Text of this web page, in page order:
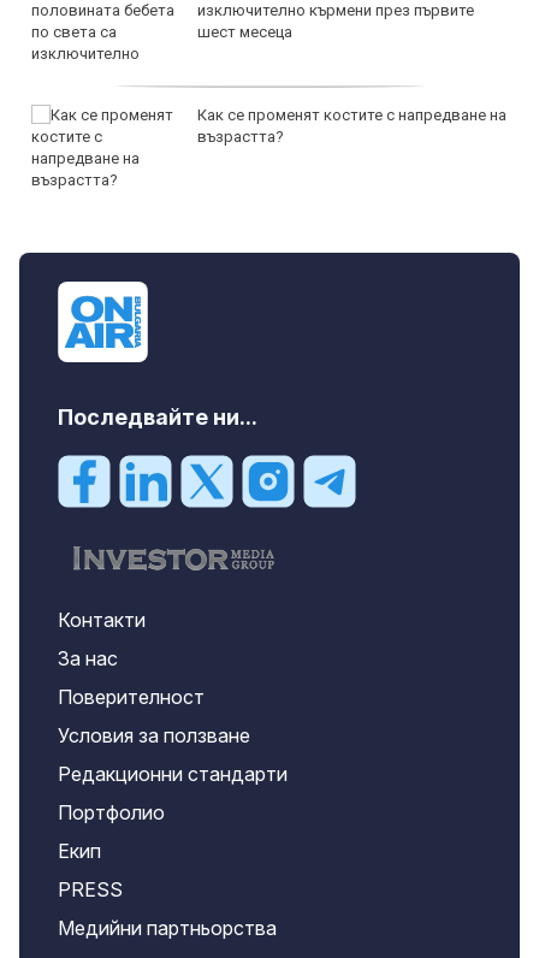
изключително кърмени през първите
шест месеца
Как се променят костите с напредване на
възрастта?
Последвайте ни...
Контакти
За нас
Поверителност
Условия за ползване
Редакционни стандарти
Портфолио
Екип
PRESS
Медийни партньорства